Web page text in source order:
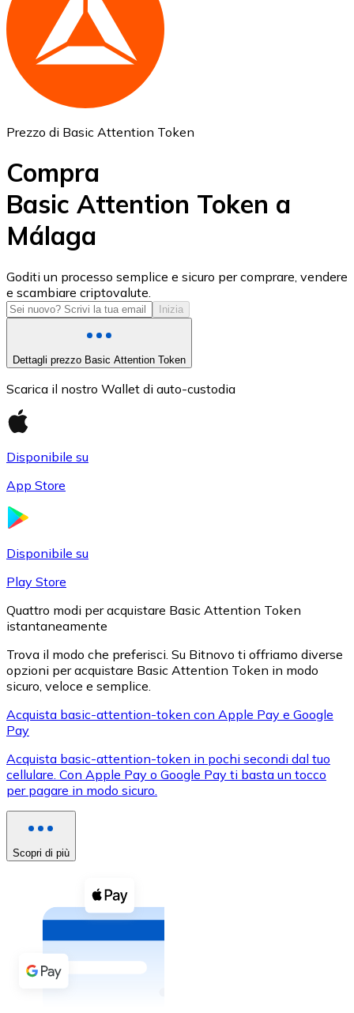
Ethereum
ETH
USD Coin
USDC
Vedi tutto
Buoni cripto
Acquista criptovalute in contanti e altri mezzi di
Bonifico SEPA
Acquista con bonifico bancario
Prezzo di Basic Attention Token
Compra
Basic Attention Token a
Málaga
Goditi un processo semplice e sicuro per comprare, vendere
e scambiare criptovalute.
Inizia
Dettagli prezzo Basic Attention Token
Scarica il nostro Wallet di auto-custodia
Disponibile su
App Store
Disponibile su
Play Store
Quattro modi per acquistare Basic Attention Token
istantaneamente
Trova il modo che preferisci. Su Bitnovo ti offriamo diverse
opzioni per acquistare Basic Attention Token in modo
sicuro, veloce e semplice.
Acquista basic-attention-token con Apple Pay e Google
Pay
Acquista basic-attention-token in pochi secondi dal tuo
cellulare. Con Apple Pay o Google Pay ti basta un tocco
per pagare in modo sicuro.
Scopri di più